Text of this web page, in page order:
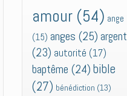
amour (54) ange
(15) anges (25) argent
(23) autorité (17)
baptême (24) bible
(27) bénédiction (13)